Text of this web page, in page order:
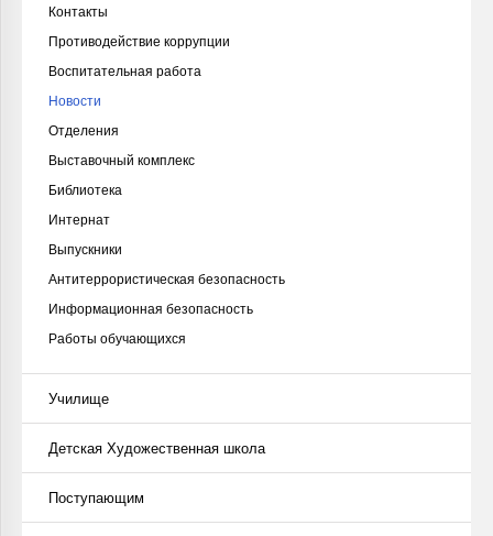
Контакты
Противодействие коррупции
Воспитательная работа
Новости
Отделения
Выставочный комплекс
Библиотека
Интернат
Выпускники
Антитеррористическая безопасность
Информационная безопасность
Работы обучающихся
Училище
Детская Художественная школа
Поступающим